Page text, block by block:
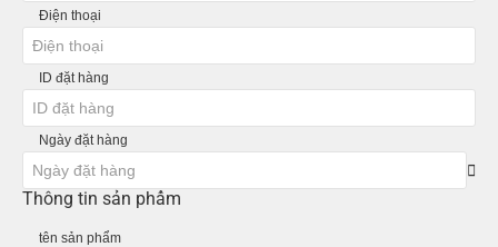
Điện thoại
ID đặt hàng
Ngày đặt hàng
Thông tin sản phẩm
tên sản phẩm